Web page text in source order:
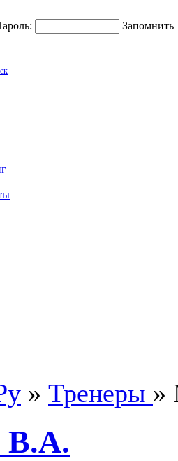
Запомнить
» Тренеры »